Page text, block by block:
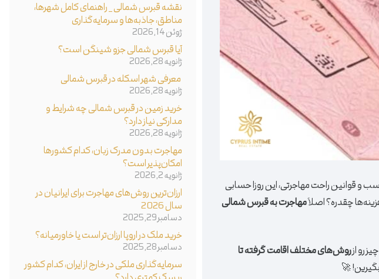
و قوانین راحت مهاجرتی، این روزا حسابی
چقدره؟ اصلاًمهاجرت به قبرس شمالی
رو ازروش‌های مختلف اقامت گرفته تا
🚀
نقشه قبرس شمالی _ راهنمای کامل شهرها،
مناطق، جاذبه‌ها و سرمایه‌گذاری
ژوئن 14, 2026
آیا قبرس شمالی جزو شینگن است؟
ژانویه 28, 2026
معرفی شهر اسکله در قبرس شمالی
ژانویه 28, 2026
خرید زمین در قبرس شمالی چه شرایط و
مدارکی نیاز دارد؟
ژانویه 28, 2026
مهاجرت بدون مدرک زبان، کدام کشورها
امکان‌پذیر است؟
ژانویه 2, 2026
ارزان‌ترین روش‌های مهاجرت برای ایرانیان در
سال 2026
دسامبر 29, 2025
خرید ملک در اروپا ارزان‌تر است یا خاورمیانه؟
دسامبر 28, 2025
سرمایه‌گذاری ملکی در خارج از ایران، کدام کشور